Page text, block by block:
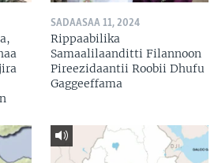
SADAASAA 11, 2024
Rippaabilika
Samaalilaanditti Filannoon
Pireezidaantii Roobii Dhufu
Gaggeeffama